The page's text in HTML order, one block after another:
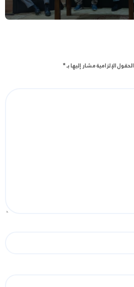
الحقول الإلزامية مشار إليها بـ*